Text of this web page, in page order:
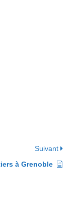
Suivant
à Grenoble